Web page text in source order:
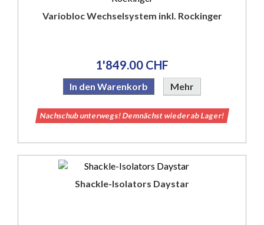
Variobloc Wechselsystem inkl. Rockinger
1'849.00 CHF
In den Warenkorb Mehr
Nachschub unterwegs! Demnächst wieder ab Lager!
Shackle-Isolators Daystar